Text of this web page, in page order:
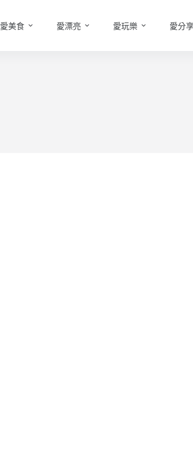
愛美食 愛漂亮 愛玩樂 愛分